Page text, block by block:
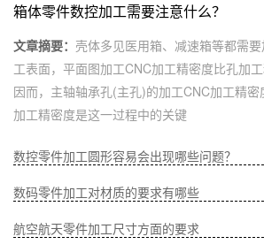
箱体零件数控加工需要注意什么？
文章摘要： 壳体多见医用箱、减速箱等都需
工表面，平面图加工CNC加工精密度比孔加工
因而，主轴轴承孔(主孔)的加工CNC加工精
加工精密度是这一过程中的关键
数控零件加工圆形容易会出现哪些问题？
数码零件加工对材质的要求有哪些
航空航天零件加工尺寸方面的要求